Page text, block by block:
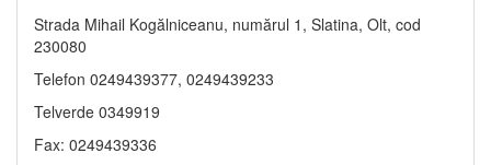
Strada Mihail Kogălniceanu, numărul 1, Slatina, Olt, cod
230080
Telefon 0249439377, 0249439233
Telverde 0349919
Fax: 0249439336